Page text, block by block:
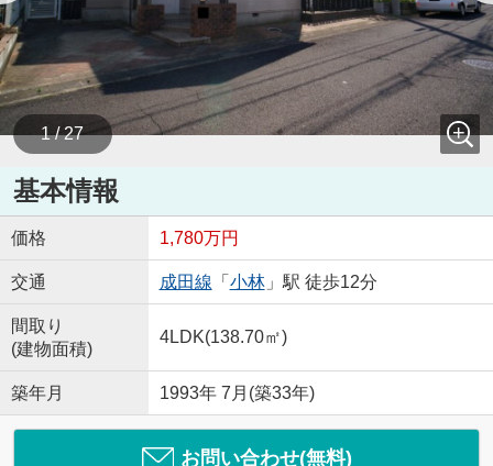
1 / 27
基本情報
価格 1,780万円
交通 成田線 「 小林」駅 徒歩12分
間取り
(建物面積)
4LDK(138.70㎡)
築年月 1993年 7月(築33年)
お問い合わせ(無料)